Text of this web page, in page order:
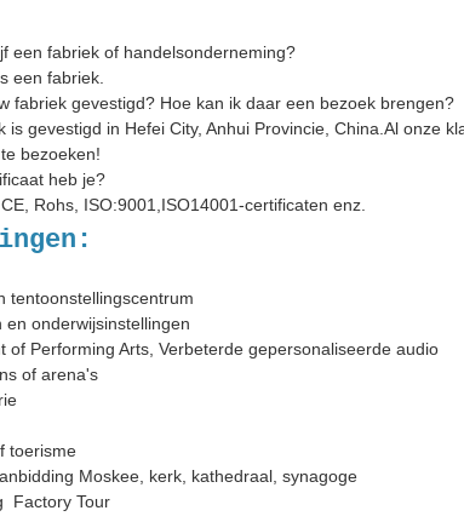
een fabriek of handelsonderneming?
een fabriek.
fabriek gevestigd? Hoe kan ik daar een bezoek brengen?
is gevestigd in Hefei City, Anhui Provincie, China.Al onze
bezoeken!
heb je?
Rohs, ISO:9001,ISO14001-certificaten enz.
tentoonstellingscentrum
en onderwijsinstellingen
of Performing Arts, Verbeterde gepersonaliseerde audio
of arena's
toerisme
Moskee, kerk, kathedraal, synagoge
Factory Tour